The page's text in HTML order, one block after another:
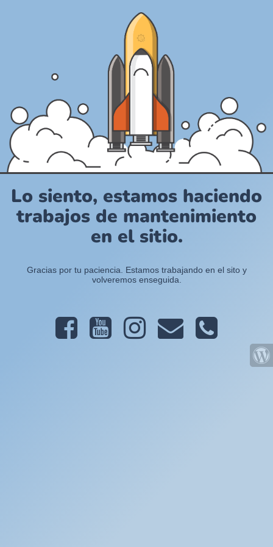
Lo siento, estamos haciendo
trabajos de mantenimiento
en el sitio.
Gracias por tu paciencia. Estamos trabajando en el sito y
volveremos enseguida.